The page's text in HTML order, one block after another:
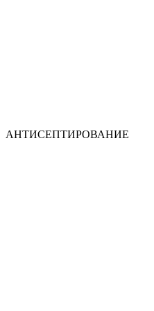
АНТИСЕПТИРОВАНИЕ